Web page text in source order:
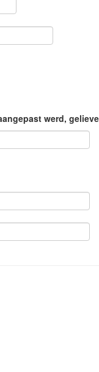
werd,